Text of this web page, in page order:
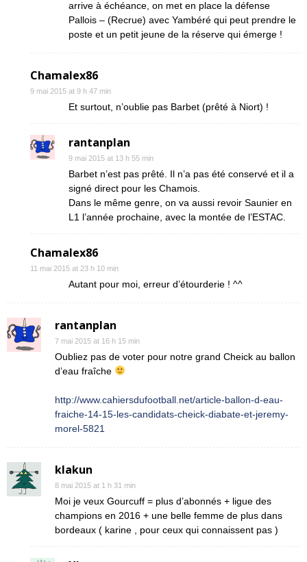
arrive à échéance, on met en place la défense
Pallois – (Recrue) avec Yambéré qui peut prendre le
poste et un petit jeune de la réserve qui émerge !
Chamalex86
9 mai 2015 at 9 h 47 min
Et surtout, n’oublie pas Barbet (prêté à Niort) !
rantanplan
9 mai 2015 at 13 h 55 min
Barbet n’est pas prêté. Il n’a pas été conservé et il a
signé direct pour les Chamois.
Dans le même genre, on va aussi revoir Saunier en
L1 l’année prochaine, avec la montée de l’ESTAC.
Chamalex86
11 mai 2015 at 23 h 10 min
Autant pour moi, erreur d’étourderie ! ^^
rantanplan
7 mai 2015 at 16 h 15 min
Oubliez pas de voter pour notre grand Cheick au ballon
d’eau fraîche
http://www.cahiersdufootball.net/article-ballon-d-eau-
fraiche-14-15-les-candidats-cheick-diabate-et-jeremy-
morel-5821
klakun
8 mai 2015 at 1 h 31 min
Moi je veux Gourcuff = plus d’abonnés + ligue des
champions en 2016 + une belle femme de plus dans
bordeaux ( karine , pour ceux qui connaissent pas )